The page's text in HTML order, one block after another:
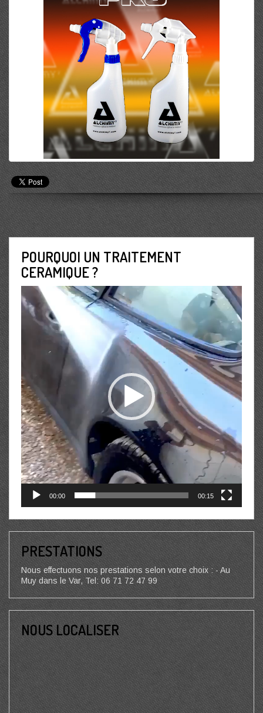
POURQUOI UN TRAITEMENT
CERAMIQUE ?
Lecteur
vidéo
00:00 00:15
PRESTATIONS
Nous effectuons nos prestations selon votre choix : - Au
Muy dans le Var, Tel: 06 71 72 47 99
NOUS LOCALISER